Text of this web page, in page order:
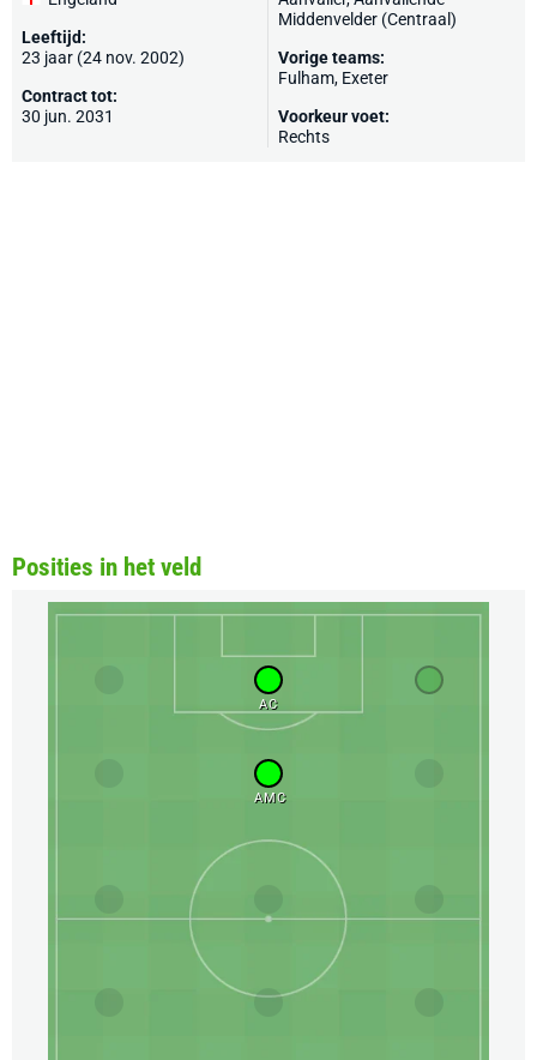
Leeftijd:
23 jaar (24 nov. 2002)
Contract tot:
30 jun. 2031
Middenvelder (Centraal)
Vorige teams:
Fulham, Exeter
Voorkeur voet:
Rechts
Posities in het veld
AC
AMC